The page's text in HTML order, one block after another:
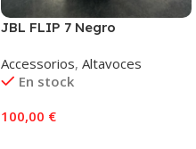
JBL FLIP 7 Negro
Accessorios, Altavoces
En stock
100,00 €